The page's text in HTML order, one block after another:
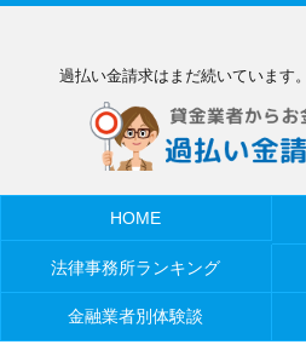
過払い金請求はまだ続いています
HOME
法律事務所ランキング
金融業者別体験談